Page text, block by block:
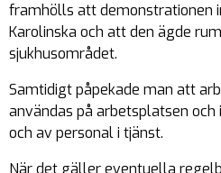
framhölls att demonstrationen
Karolinska och att den ägde
sjukhusområdet.
Samtidigt påpekade man att
användas på arbetsplatsen
och av personal i tjänst.
När det gäller eventuella